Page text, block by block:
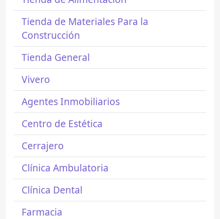
Tienda de Materiales Para la
Construcción
Tienda General
Vivero
Agentes Inmobiliarios
Centro de Estética
Cerrajero
Clínica Ambulatoria
Clínica Dental
Farmacia